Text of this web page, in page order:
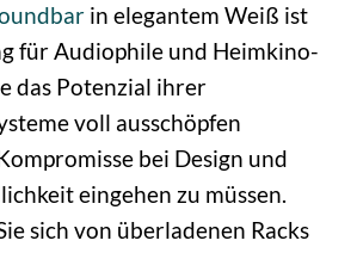
in elegantem Weiß ist
für Audiophile und Heimkino-
das Potenzial ihrer
voll ausschöpfen
bei Design und
eingehen zu müssen.
sich von überladenen Racks